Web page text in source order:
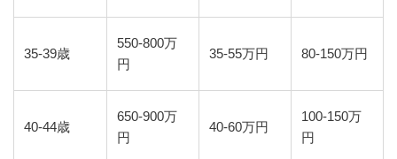
35-39歳
550-800万
円
35-55万円 80-150万円
40-44歳
650-900万
円
40-60万円
100-150万
円